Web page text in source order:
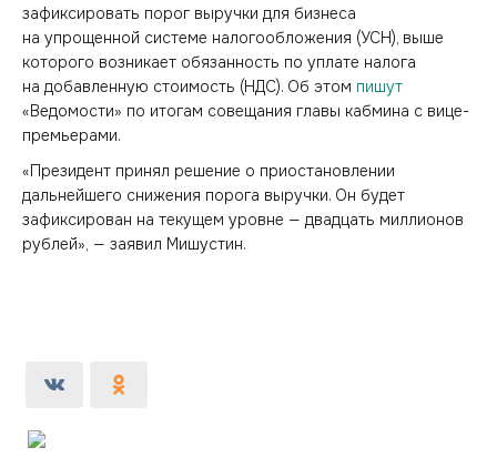
зафиксировать порог выручки для бизнеса
на упрощенной системе налогообложения (УСН), выше
которого возникает обязанность по уплате налога
на добавленную стоимость (НДС). Об этом пишут
«Ведомости» по итогам совещания главы кабмина с вице-
премьерами.
«Президент принял решение о приостановлении
дальнейшего снижения порога выручки. Он будет
зафиксирован на текущем уровне — двадцать миллионов
рублей», — заявил Мишустин.